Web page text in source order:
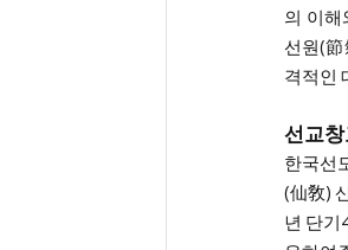
의 이
선원(節
격적인
선교
한국선
(仙敎)
년 단기